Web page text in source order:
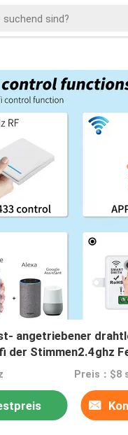
angetriebener
der Stimmen2.4ghz
Preis：$8